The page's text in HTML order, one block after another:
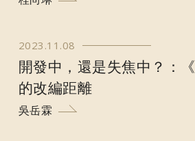
2023.11.08
開發中，還是失焦中？：
的改編距離
吳岳霖